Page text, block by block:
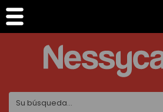
Panel de gestión de cookies